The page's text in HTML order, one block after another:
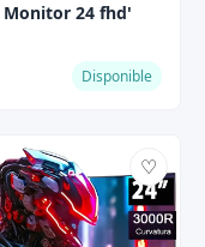
Disponible
♡